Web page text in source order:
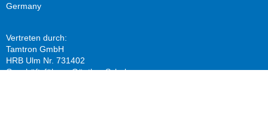
Germany
Vertreten durch:
Tamtron GmbH
HRB Ulm Nr. 731402
Geschäftsführer: Günther Schuh